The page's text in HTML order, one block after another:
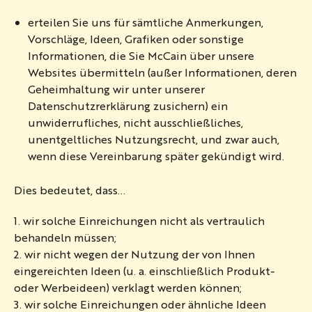
erteilen Sie uns für sämtliche Anmerkungen,
Vorschläge, Ideen, Grafiken oder sonstige
Informationen, die Sie McCain über unsere
Websites übermitteln (außer Informationen, deren
Geheimhaltung wir unter unserer
Datenschutzrerklärung zusichern) ein
unwiderrufliches, nicht ausschließliches,
unentgeltliches Nutzungsrecht, und zwar auch,
wenn diese Vereinbarung später gekündigt wird.
Dies bedeutet, dass...
1. wir solche Einreichungen nicht als vertraulich
behandeln müssen;
2. wir nicht wegen der Nutzung der von Ihnen
eingereichten Ideen (u. a. einschließlich Produkt-
oder Werbeideen) verklagt werden können;
3. wir solche Einreichungen oder ähnliche Ideen